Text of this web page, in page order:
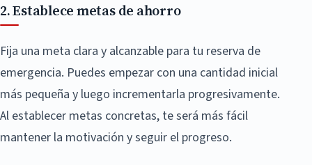
2. Establece metas de ahorro
Fija una meta clara y alcanzable para tu reserva de
emergencia. Puedes empezar con una cantidad inicial
más pequeña y luego incrementarla progresivamente.
Al establecer metas concretas, te será más fácil
mantener la motivación y seguir el progreso.